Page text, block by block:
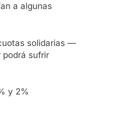
a algunas
solidarias —
podrá sufrir
y 2%